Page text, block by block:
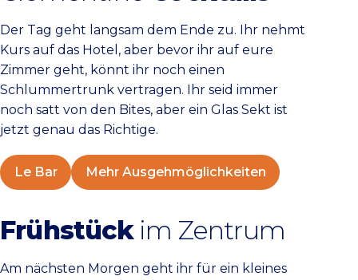
Der Tag geht langsam dem Ende zu. Ihr nehmt
Kurs auf das Hotel, aber bevor ihr auf eure
Zimmer geht, könnt ihr noch einen
Schlummertrunk vertragen. Ihr seid immer
noch satt von den Bites, aber ein Glas Sekt ist
jetzt genau das Richtige.
Le Bar Mehr Ausgehmöglichkeiten
Frühstückim Zentrum
Am nächsten Morgen geht ihr für ein kleines